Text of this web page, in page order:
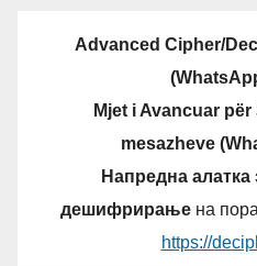
Advanced Cipher/
Mjet i Avancuar
mesazheve
Напредна
дешифрирањена
https://